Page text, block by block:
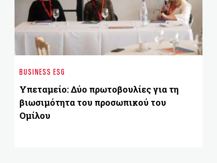
BUSINESS ESG
Υπεταμείο: Δύο πρωτοβουλίες για τη
βιωσιμότητα του προσωπικού του
Ομίλου